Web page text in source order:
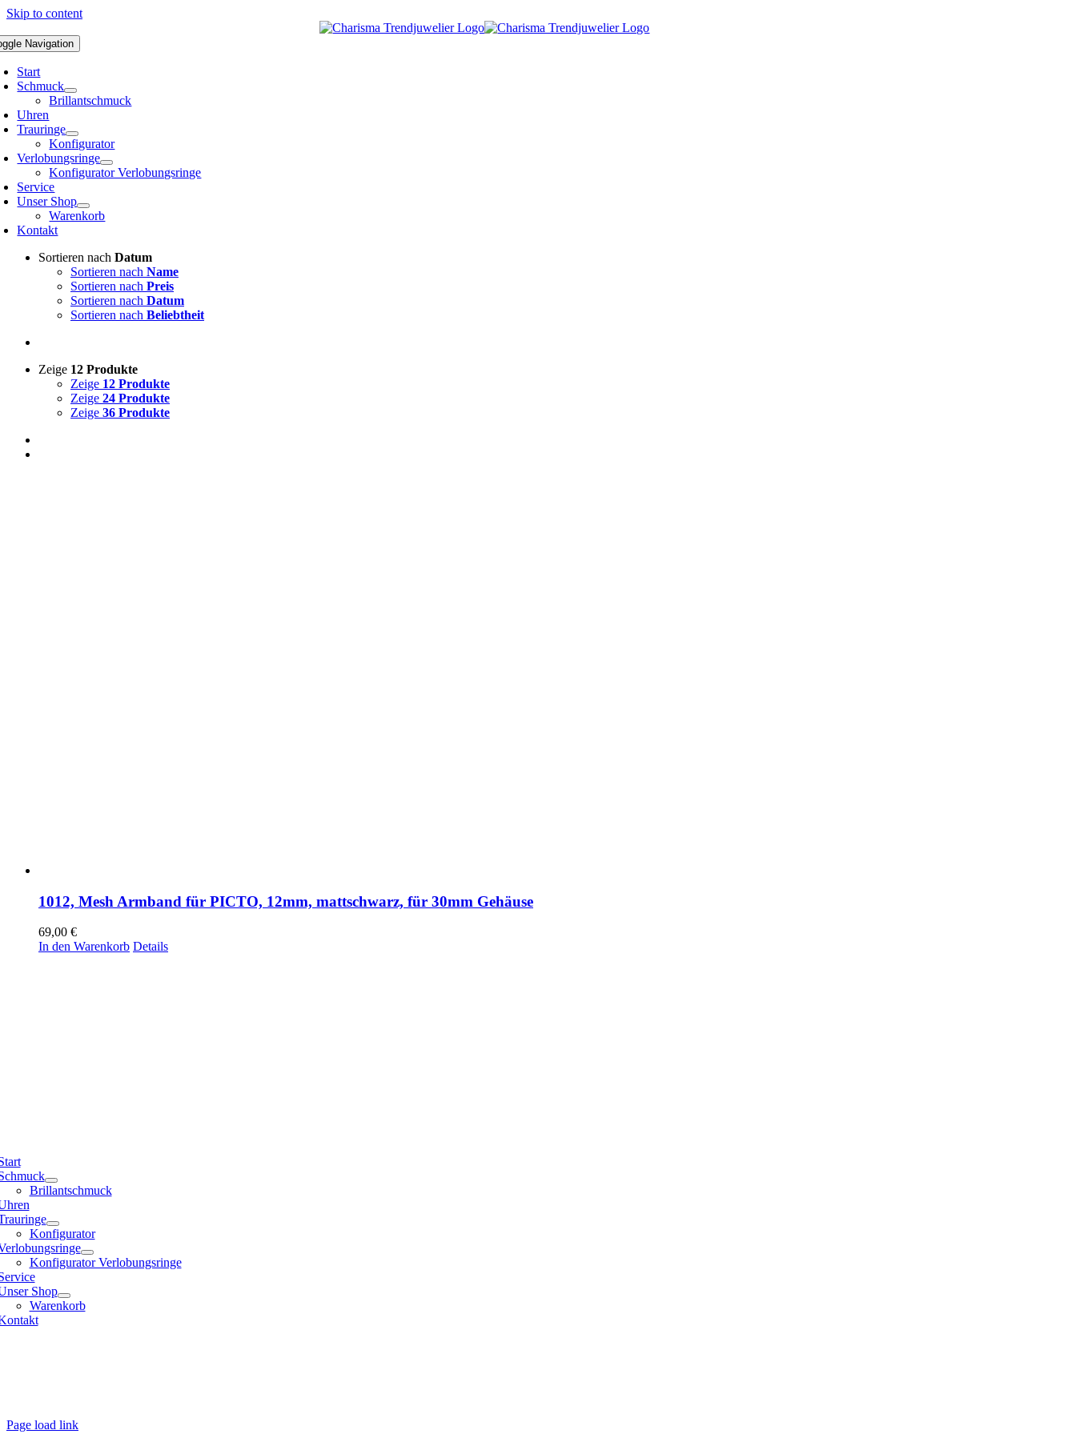
Skip to content
Navigation
Start
Schmuck
Brillantschmuck
Uhren
Trauringe
Konfigurator
Verlobungsringe
Konfigurator Verlobungsringe
Service
Unser Shop
Warenkorb
Kontakt
Sortieren nach Datum
Sortieren nach Name
Sortieren nach Preis
Sortieren nach Datum
Sortieren nach Beliebtheit
Zeige 12 Produkte
Zeige 12 Produkte
Zeige 24 Produkte
Zeige 36 Produkte
1012, Mesh Armband für PICTO, 12mm, mattschwarz, für 30mm Gehäuse
69,00 €
In den Warenkorb Details
Brillantschmuck
Konfigurator
Konfigurator Verlobungsringe
Shop
Warenkorb
Page load link